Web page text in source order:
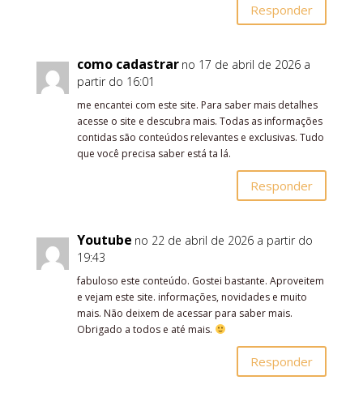
Responder
como cadastrar no 17 de abril de 2026 a
partir do 16:01
me encantei com este site. Para saber mais detalhes
acesse o site e descubra mais. Todas as informações
contidas são conteúdos relevantes e exclusivas. Tudo
que você precisa saber está ta lá.
Responder
Youtube no 22 de abril de 2026 a partir do
19:43
fabuloso este conteúdo. Gostei bastante. Aproveitem
e vejam este site. informações, novidades e muito
mais. Não deixem de acessar para saber mais.
Obrigado a todos e até mais.
Responder